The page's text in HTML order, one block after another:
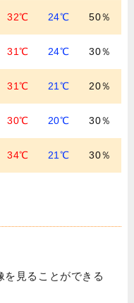
32℃ 24℃ 50％
31℃ 24℃ 30％
31℃ 21℃ 20％
30℃ 20℃ 30％
34℃ 21℃ 30％
を見ることができる